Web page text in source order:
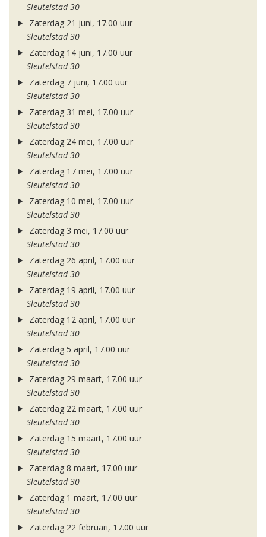
Sleutelstad 30
Zaterdag 21 juni, 17.00 uur
Sleutelstad 30
Zaterdag 14 juni, 17.00 uur
Sleutelstad 30
Zaterdag 7 juni, 17.00 uur
Sleutelstad 30
Zaterdag 31 mei, 17.00 uur
Sleutelstad 30
Zaterdag 24 mei, 17.00 uur
Sleutelstad 30
Zaterdag 17 mei, 17.00 uur
Sleutelstad 30
Zaterdag 10 mei, 17.00 uur
Sleutelstad 30
Zaterdag 3 mei, 17.00 uur
Sleutelstad 30
Zaterdag 26 april, 17.00 uur
Sleutelstad 30
Zaterdag 19 april, 17.00 uur
Sleutelstad 30
Zaterdag 12 april, 17.00 uur
Sleutelstad 30
Zaterdag 5 april, 17.00 uur
Sleutelstad 30
Zaterdag 29 maart, 17.00 uur
Sleutelstad 30
Zaterdag 22 maart, 17.00 uur
Sleutelstad 30
Zaterdag 15 maart, 17.00 uur
Sleutelstad 30
Zaterdag 8 maart, 17.00 uur
Sleutelstad 30
Zaterdag 1 maart, 17.00 uur
Sleutelstad 30
Zaterdag 22 februari, 17.00 uur